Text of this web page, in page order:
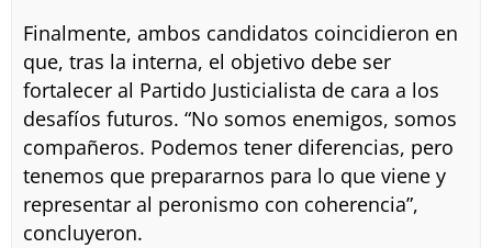
Finalmente, ambos candidatos coincidieron en
que, tras la interna, el objetivo debe ser
fortalecer al Partido Justicialista de cara a los
desafíos futuros. “No somos enemigos, somos
compañeros. Podemos tener diferencias, pero
tenemos que prepararnos para lo que viene y
representar al peronismo con coherencia”,
concluyeron.